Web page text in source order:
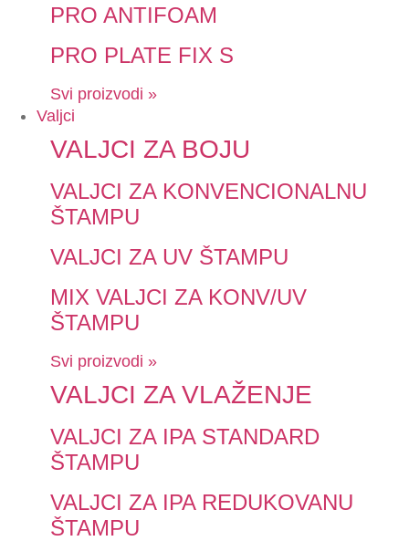
PRO ANTIFOAM
PRO PLATE FIX S
Svi proizvodi »
Valjci
VALJCI ZA BOJU
VALJCI ZA KONVENCIONALNU
ŠTAMPU
VALJCI ZA UV ŠTAMPU
MIX VALJCI ZA KONV/UV
ŠTAMPU
Svi proizvodi »
VALJCI ZA VLAŽENJE
VALJCI ZA IPA STANDARD
ŠTAMPU
VALJCI ZA IPA REDUKOVANU
ŠTAMPU